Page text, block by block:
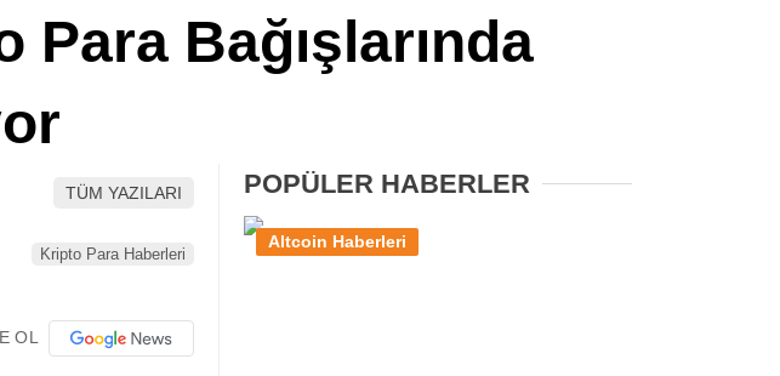
Altcoin Haberleri
XRP Haberleri
Bağışlarında
TÜM YAZILARI
Kripto Para Haberleri
OL
POPÜLER HABERLER
Altcoin Haberleri